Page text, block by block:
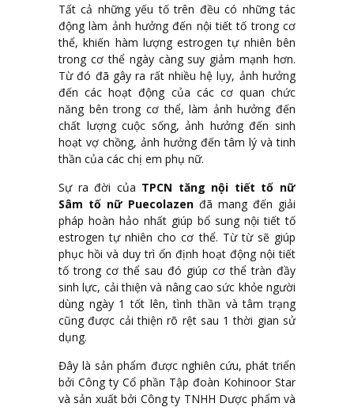
Tất cả những yếu tố trên đều có những tác
động làm ảnh hưởng đến nội tiết tố trong cơ
thể, khiến hàm lượng estrogen tự nhiên bên
trong cơ thể ngày càng suy giảm mạnh hơn.
Từ đó đã gây ra rất nhiều hệ lụy, ảnh hưởng
đến các hoạt động của các cơ quan chức
năng bên trong cơ thể, làm ảnh hưởng đến
chất lượng cuộc sống, ảnh hưởng đến sinh
hoạt vợ chồng, ảnh hưởng đến tâm lý và tinh
thần của các chị em phụ nữ.
Sự ra đời của TPCN tăng nội tiết tố nữ
Sâm tố nữ Puecolazen đã mang đến giải
pháp hoàn hảo nhất giúp bổ sung nội tiết tố
estrogen tự nhiên cho cơ thể. Từ từ sẽ giúp
phục hồi và duy trì ổn định hoạt động nội tiết
tố trong cơ thể sau đó giúp cơ thể tràn đầy
sinh lực, cải thiện và nâng cao sức khỏe người
dùng ngày 1 tốt lên, tình thần và tâm trạng
cũng được cải thiện rõ rệt sau 1 thời gian sử
dụng.
Đây là sản phẩm được nghiên cứu, phát triển
bởi Công ty Cổ phần Tập đoàn Kohinoor Star
và sản xuất bởi Công ty TNHH Dược phẩm và